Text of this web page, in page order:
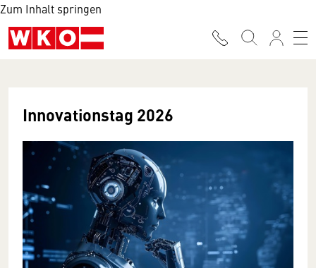
Zum Inhalt springen
Innovationstag 2026